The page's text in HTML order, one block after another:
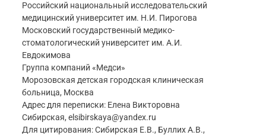
Российский национальный исследовательский
медицинский университет им. Н.И. Пирогова
Московский государственный медико-
стоматологический университет им. А.И.
Евдокимова
Группа компаний «Медси»
Морозовская детская городская клиническая
больница, Москва
Адрес для переписки: Елена Викторовна
Сибирская, elsibirskaya@yandex.ru
Для цитирования: Сибирская Е.В., Буллих А.В.,